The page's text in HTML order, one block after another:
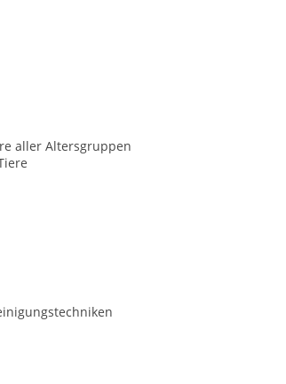
aller Altersgruppen